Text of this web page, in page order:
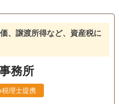
、譲渡所得など、資産税に
務所
税理士提携